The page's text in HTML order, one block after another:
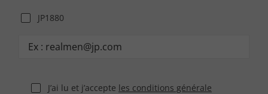
JP1880
J’ai lu et j’accepte les conditions générale